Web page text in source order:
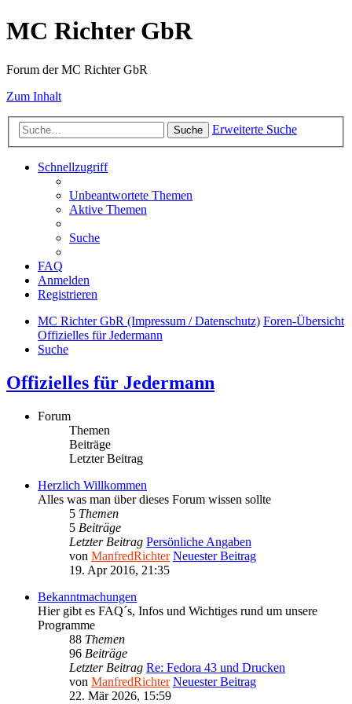
MC Richter GbR
Forum der MC Richter GbR
Zum Inhalt
Suche Erweiterte Suche
Schnellzugriff
Unbeantwortete Themen
Aktive Themen
Suche
FAQ
Anmelden
Registrieren
MC Richter GbR (Impressum / Datenschutz) Foren-Übersicht
Offizielles für Jedermann
Suche
Offizielles für Jedermann
Forum
Themen
Beiträge
Letzter Beitrag
Herzlich Willkommen
Alles was man über dieses Forum wissen sollte
5 Themen
5 Beiträge
Letzter Beitrag Persönliche Angaben
von ManfredRichter Neuester Beitrag
19. Apr 2016, 21:35
Bekanntmachungen
Hier gibt es FAQ´s, Infos und Wichtiges rund um unsere
Programme
88 Themen
96 Beiträge
Letzter Beitrag Re: Fedora 43 und Drucken
von ManfredRichter Neuester Beitrag
22. Mär 2026, 15:59